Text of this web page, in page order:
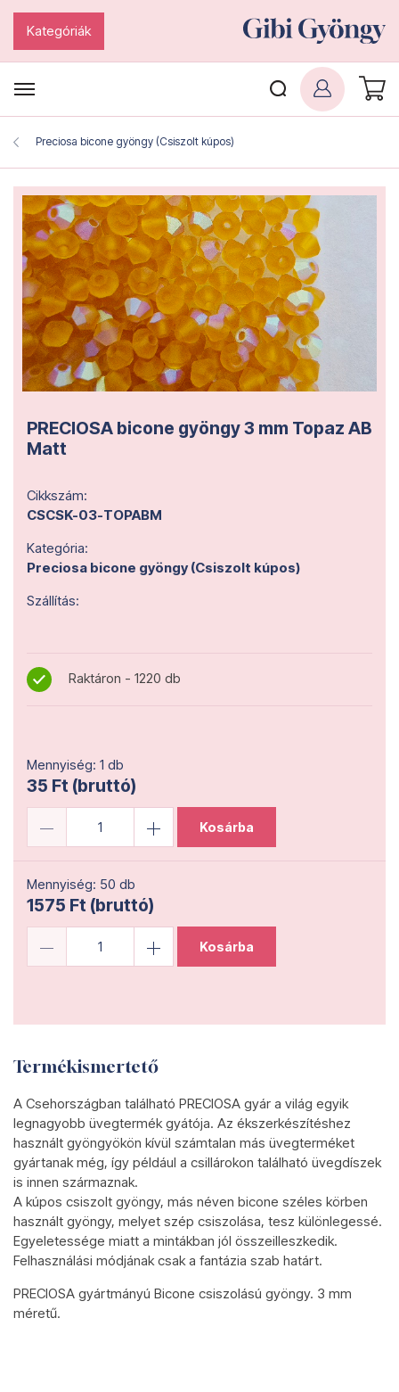
Kategóriák
Preciosa bicone gyöngy (Csiszolt kúpos)
PRECIOSA bicone gyöngy 3 mm Topaz AB
Matt
Cikkszám:
CSCSK-03-TOPABM
Kategória:
Preciosa bicone gyöngy (Csiszolt kúpos)
Szállítás:
Raktáron - 1220 db
Mennyiség: 1 db
35 Ft (bruttó)
Kosárba
Mennyiség: 50 db
1575 Ft (bruttó)
Kosárba
Termékismertető
A Csehországban található PRECIOSA gyár a világ egyik
legnagyobb üvegtermék gyátója. Az ékszerkészítéshez
használt gyöngyökön kívül számtalan más üvegterméket
gyártanak még, így például a csillárokon található üvegdíszek
is innen származnak.
A kúpos csiszolt gyöngy, más néven bicone széles körben
használt gyöngy, melyet szép csiszolása, tesz különlegessé.
Egyeletessége miatt a mintákban jól összeilleszkedik.
Felhasználási módjának csak a fantázia szab határt.
PRECIOSA gyártmányú Bicone csiszolású gyöngy. 3 mm
méretű.